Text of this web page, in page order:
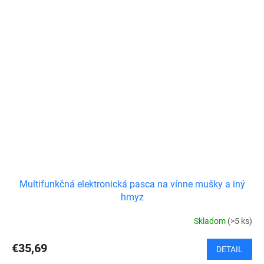
Multifunkčná elektronická pasca na vínne mušky a iný
hmyz
Skladom (>5 ks)
€35,69 DETAIL